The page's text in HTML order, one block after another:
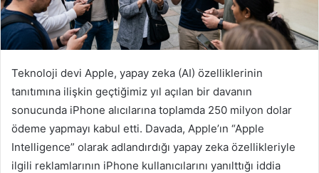
g
ö
n
e
r
m
e
k
Teknoloji devi Apple, yapay zeka (AI) özelliklerinin
tanıtımına ilişkin geçtiğimiz yıl açılan bir davanın
sonucunda iPhone alıcılarına toplamda 250 milyon dolar
ödeme yapmayı kabul etti. Davada, Apple’ın “Apple
Intelligence” olarak adlandırdığı yapay zeka özellikleriyle
ilgili reklamlarının iPhone kullanıcılarını yanılttığı iddia